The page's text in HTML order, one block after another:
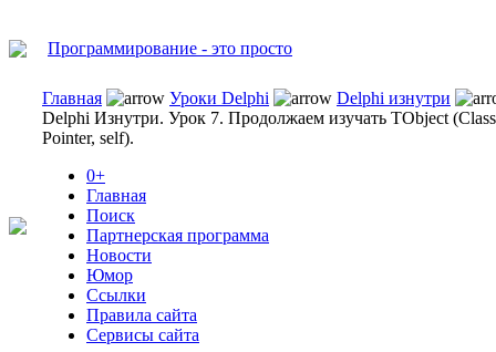
Программирование - это просто
Главная Уроки Delphi
Delphi изнутри
Delphi Изнутри. Урок 7. Продолжаем изучать TObject
Pointer, self).
0+
Главная
Поиск
Партнерская программа
Новости
Юмор
Ссылки
Правила сайта
Сервисы сайта